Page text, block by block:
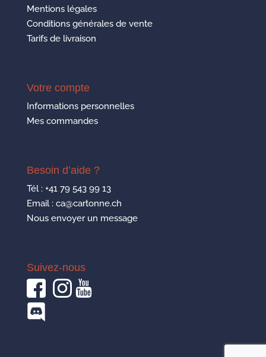
Mentions légales
Conditions générales de vente
Tarifs de livraison
Votre compte
Informations personnelles
Mes commandes
Besoin d’aide ?
Tél : +41 79 543 99 13
Email : ca@cartonne.ch
Nous envoyer un message
Suivez-nous